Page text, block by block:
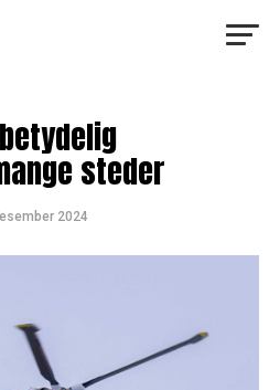
steder
2024